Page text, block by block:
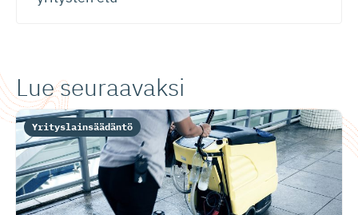
Lue seuraavaksi
Yrityslainsäädäntö